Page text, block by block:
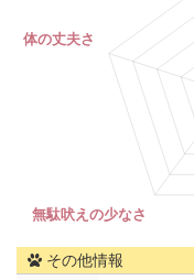
その他情報